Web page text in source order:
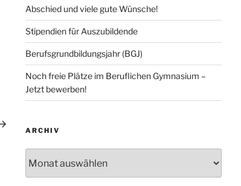
Abschied und viele gute Wünsche!
Stipendien für Auszubildende
Berufsgrundbildungsjahr (BGJ)
Noch freie Plätze im Beruflichen Gymnasium –
Jetzt bewerben!
ARCHIV